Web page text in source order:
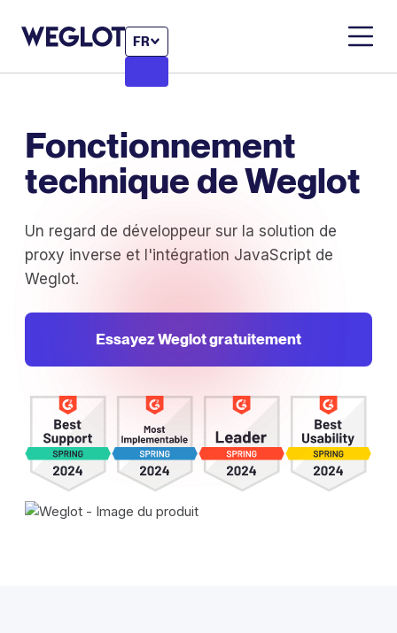
FR
Fonctionnement
technique de Weglot
Un regard de développeur sur la solution de
proxy inverse et l'intégration JavaScript de
Weglot.
Essayez Weglot gratuitement